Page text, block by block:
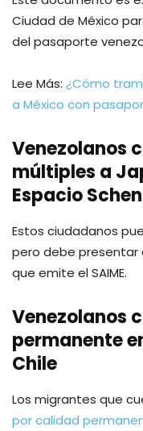
Ciudad de México
del pasaporte
Lee Más: ¿Cómo
a México con
Venezolanos
múltiples a
Espacio
Estos ciudadanos
pero debe presentar
que emite el SAIME.
Venezolanos
permanente
Chile
Los migrantes que
por calidad